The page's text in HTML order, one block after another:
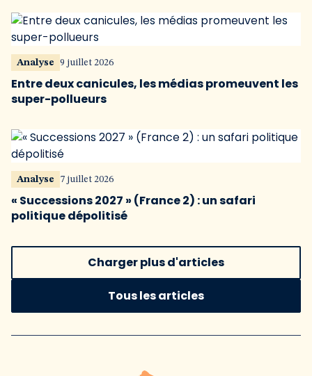
Analyse 9 juillet 2026
Entre deux canicules, les médias promeuvent les
super-pollueurs
Analyse 7 juillet 2026
« Successions 2027 » (France 2) : un safari
politique dépolitisé
Charger plus d'articles
Tous les articles